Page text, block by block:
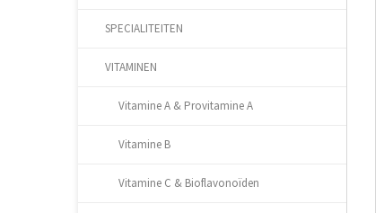
SPECIALITEITEN
VITAMINEN
Vitamine A & Provitamine A
Vitamine B
Vitamine C & Bioflavonoïden